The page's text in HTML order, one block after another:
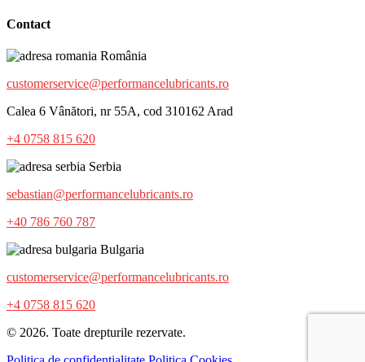
Contact
România
customerservice@performancelubricants.ro
Calea 6 Vânători, nr 55A, cod 310162 Arad
+4 0758 815 620
Serbia
sebastian@performancelubricants.ro
+40 786 760 787
Bulgaria
customerservice@performancelubricants.ro
+4 0758 815 620
© 2026. Toate drepturile rezervate.